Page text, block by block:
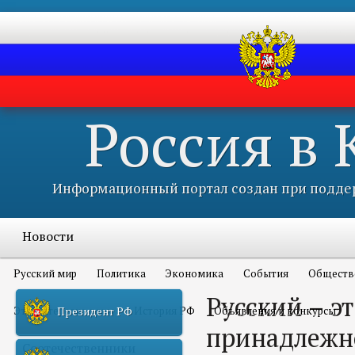
Россия в
Информационный портал создан при
Новости
Русский мир Политика Экономика События
Это интересно всем История РФ Объявления и конкурсы
Соотечественники
Президент РФ
Русский –